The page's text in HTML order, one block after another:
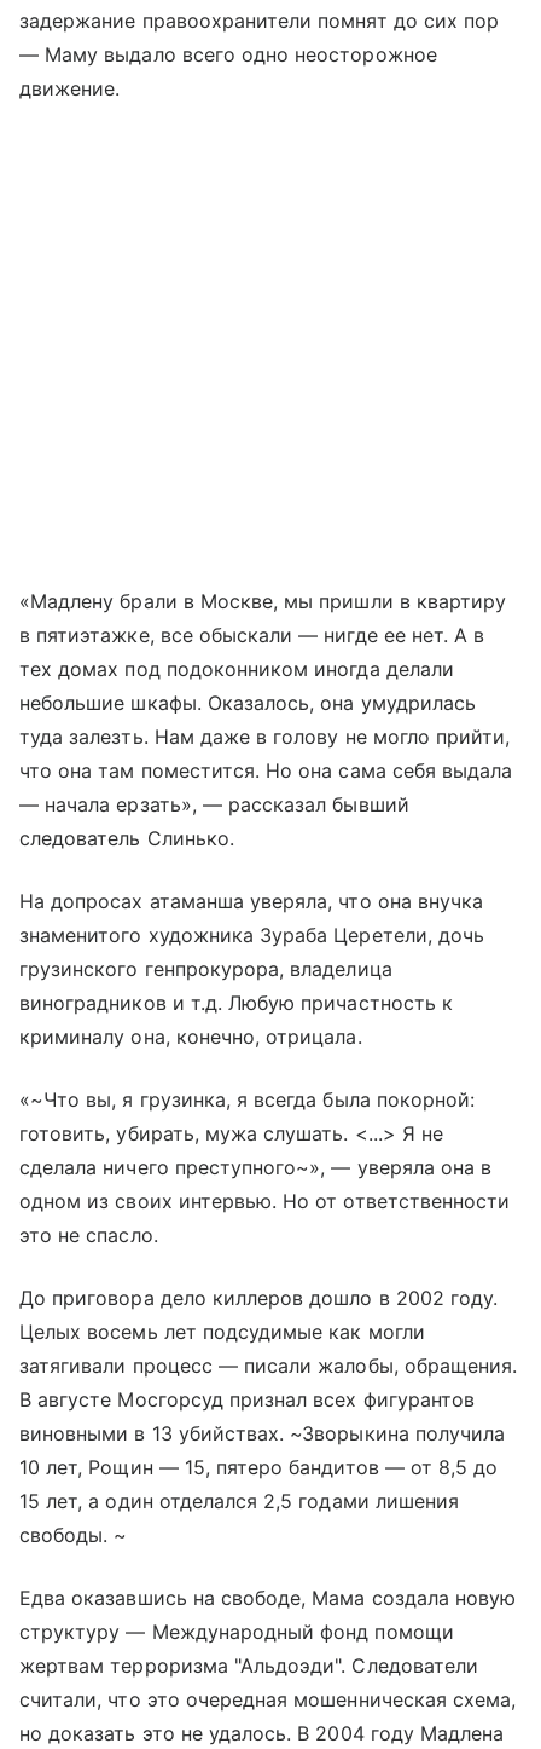
задержание правоохранители помнят до сих пор
— Маму выдало всего одно неосторожное
движение.
«Мадлену брали в Москве, мы пришли в квартиру
в пятиэтажке, все обыскали — нигде ее нет. А в
тех домах под подоконником иногда делали
небольшие шкафы. Оказалось, она умудрилась
туда залезть. Нам даже в голову не могло прийти,
что она там поместится. Но она сама себя выдала
— начала ерзать», — рассказал бывший
следователь Слинько.
На допросах атаманша уверяла, что она внучка
знаменитого художника Зураба Церетели, дочь
грузинского генпрокурора, владелица
виноградников и т.д. Любую причастность к
криминалу она, конечно, отрицала.
«~Что вы, я грузинка, я всегда была покорной:
готовить, убирать, мужа слушать. <...> Я не
сделала ничего преступного~», — уверяла она в
одном из своих интервью. Но от ответственности
это не спасло.
До приговора дело киллеров дошло в 2002 году.
Целых восемь лет подсудимые как могли
затягивали процесс — писали жалобы, обращения.
В августе Мосгорсуд признал всех фигурантов
виновными в 13 убийствах. ~Зворыкина получила
10 лет, Рощин — 15, пятеро бандитов — от 8,5 до
15 лет, а один отделался 2,5 годами лишения
свободы. ~
Едва оказавшись на свободе, Мама создала новую
структуру — Международный фонд помощи
жертвам терроризма "Альдоэди". Следователи
считали, что это очередная мошенническая схема,
но доказать это не удалось. В 2004 году Мадлена